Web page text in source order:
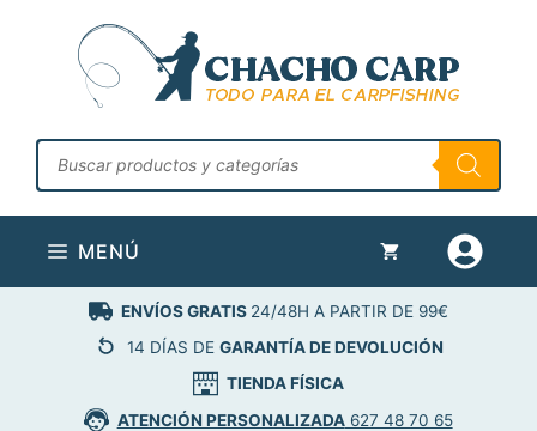
contenido
Búsqueda
de
productos
MENÚ
ENVÍOS GRATIS 24/48H A PARTIR DE 99€
14 DÍAS DE GARANTÍA DE DEVOLUCIÓN
TIENDA FÍSICA
ATENCIÓN PERSONALIZADA627 48 70 65